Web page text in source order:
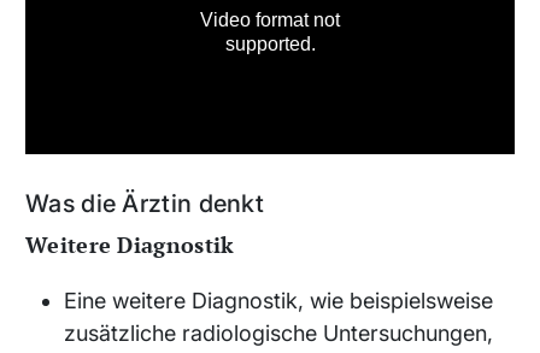
Was die Ärztin denkt
Weitere Diagnostik
Eine weitere Diagnostik, wie beispielsweise
zusätzliche radiologische Untersuchungen,